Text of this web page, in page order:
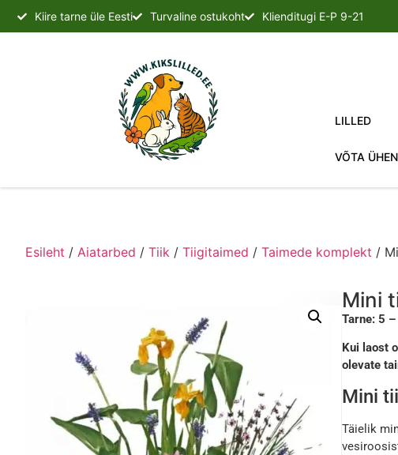
Kiire tarne üle Eesti Turvaline ostukoht Klienditugi E-P 9-21
LILLED
VÕTA
Esileht / Aiatarbed / Tiik / Tiigitaimed / Taimede komplekt /
Mini
Tarne: 5
Kui laost
olevate
Mini
Täielik